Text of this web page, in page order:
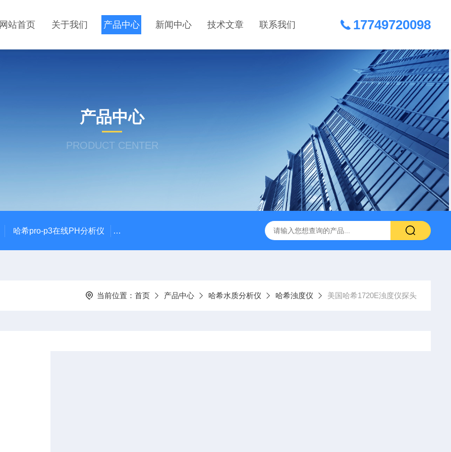
网站首页 关于我们 产品中心 新闻中心 技术文章 联系我们 17749720098
产品中心
PRODUCT CENTER
哈希pro-p3在线PH分析仪 哈希在线PH计电极PD1R1 哈希HQ40D便携式多参数水质分析仪 哈希PD1P1在线PH
当前位置： 首页 产品中心 哈希水质分析仪 哈希浊度仪 美国哈希1720E浊度仪探头